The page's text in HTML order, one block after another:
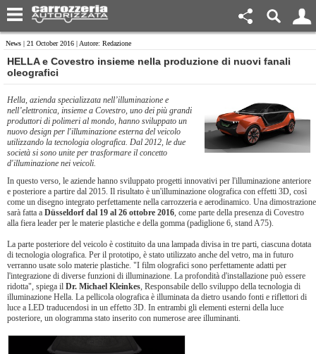
News | 21 October 2016 | Autore: Redazione
HELLA e Covestro insieme nella produzione di nuovi fanali
oleografici
Hella, azienda specializzata nell’illuminazione e
nell’elettronica, insieme a Covestro, uno dei più grandi
produttori di polimeri al mondo, hanno sviluppato un
nuovo design per l'illuminazione esterna del veicolo
utilizzando la tecnologia olografica. Dal 2012, le due
società si sono unite per trasformare il concetto
d'illuminazione nei veicoli.
In questo verso, le aziende hanno sviluppato progetti innovativi per l'illuminazione anteriore
e posteriore a partire dal 2015. Il risultato è un'illuminazione olografica con effetti 3D, così
come un disegno integrato perfettamente nella carrozzeria e aerodinamico. Una dimostrazione
sarà fatta a Düsseldorf dal 19 al 26 ottobre 2016, come parte della presenza di Covestro
alla fiera leader per le materie plastiche e della gomma (padiglione 6, stand A75).
La parte posteriore del veicolo è costituito da una lampada divisa in tre parti, ciascuna dotata
di tecnologia olografica. Per il prototipo, è stato utilizzato anche del vetro, ma in futuro
verranno usate solo materie plastiche. "I film olografici sono perfettamente adatti per
l'integrazione di diverse funzioni di illuminazione. La profondità d'installazione può essere
ridotta", spiega il Dr. Michael Kleinkes, Responsabile dello sviluppo della tecnologia di
illuminazione Hella. La pellicola olografica è illuminata da dietro usando fonti e riflettori di
luce a LED traducendosi in un effetto 3D. In entrambi gli elementi esterni della luce
posteriore, un ologramma stato inserito con numerose aree illuminanti.